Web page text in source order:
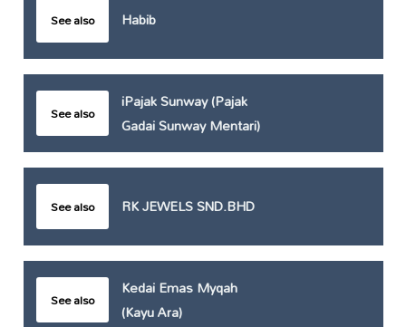
See also Habib
See also
iPajak Sunway (Pajak
Gadai Sunway Mentari)
See also RK JEWELS SND.BHD
See also
Kedai Emas Myqah
(Kayu Ara)